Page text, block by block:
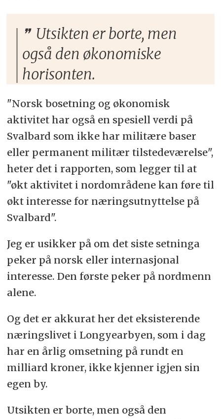
Utsikten er borte, men
også den økonomiske
horisonten.
"Norsk bosetning og økonomisk
aktivitet har også en spesiell verdi på
Svalbard som ikke har militære baser
eller permanent militær tilstedeværelse",
heter det i rapporten, som legger til at
"økt aktivitet i nordområdene kan føre til
økt interesse for næringsutnyttelse på
Svalbard".
Jeg er usikker på om det siste setninga
peker på norsk eller internasjonal
interesse. Den første peker på nordmenn
alene.
Og det er akkurat her det eksisterende
næringslivet i Longyearbyen, som i dag
har en årlig omsetning på rundt en
milliard kroner, ikke kjenner igjen sin
egen by.
Utsikten er borte, men også den